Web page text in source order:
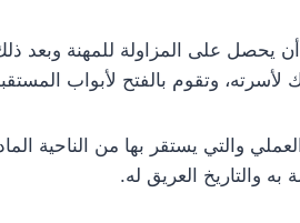
يحصل على المزاولة للمهنة وبعد
لأسرته، وتقوم بالفتح لأبواب
والتي يستقر بها من الناحية
به والتاريخ العريق له.